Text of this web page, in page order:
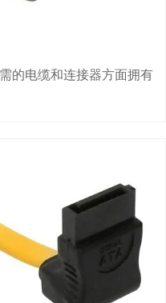
的电缆和连接器方面拥有